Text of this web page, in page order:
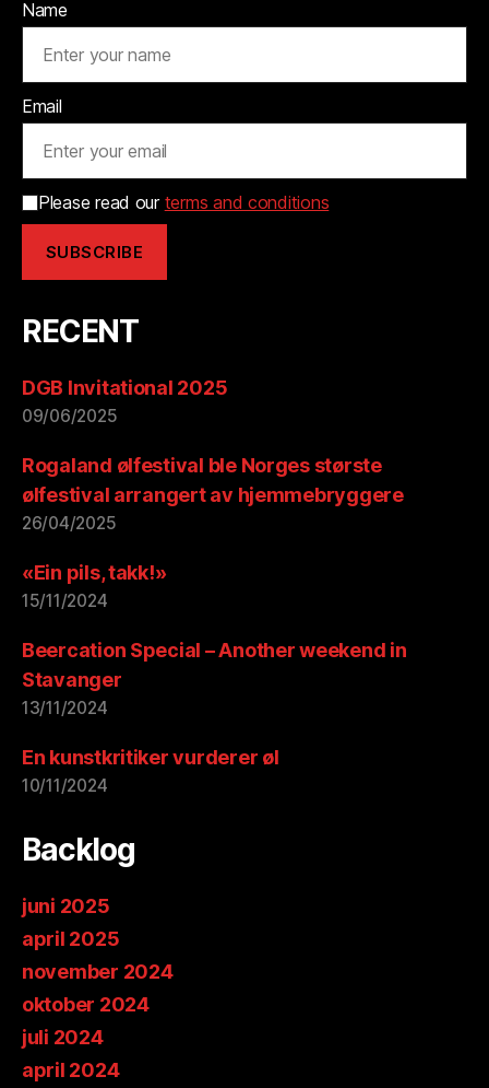
Name
Email
Please read our terms and conditions
RECENT
DGB Invitational 2025
09/06/2025
Rogaland ølfestival ble Norges største
ølfestival arrangert av hjemmebryggere
26/04/2025
«Ein pils, takk!»
15/11/2024
Beercation Special – Another weekend in
Stavanger
13/11/2024
En kunstkritiker vurderer øl
10/11/2024
Backlog
juni 2025
april 2025
november 2024
oktober 2024
juli 2024
april 2024